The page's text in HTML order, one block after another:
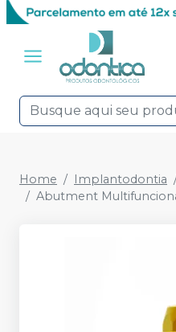
Home Implantodontia
Abutment